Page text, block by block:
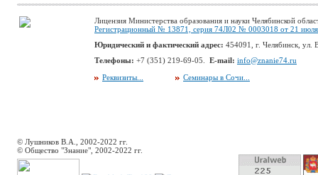
Лицензия Министерства образования и науки Челябинской
Регистрационный № 13871, серия 74Л02 № 0003018 от 21
Юридический и фактический адрес: 454091, г. Челябинск, ул.
Телефоны: +7 (351) 219-69-05. E-mail: info@znanie74.ru
Реквизиты...
Семинары в Сочи...
© Лушников В.А., 2002-2022 гг.
© Общество "Знание", 2002-2022 гг.